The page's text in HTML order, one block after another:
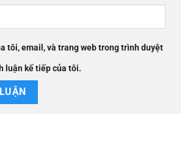
tôi, email, và trang web trong trình duyệt
luận kế tiếp của tôi.